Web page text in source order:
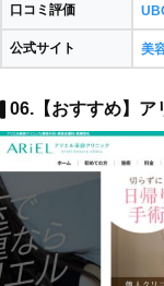
口コミ評価
公式サイト 美
06.【おすすめ】ア